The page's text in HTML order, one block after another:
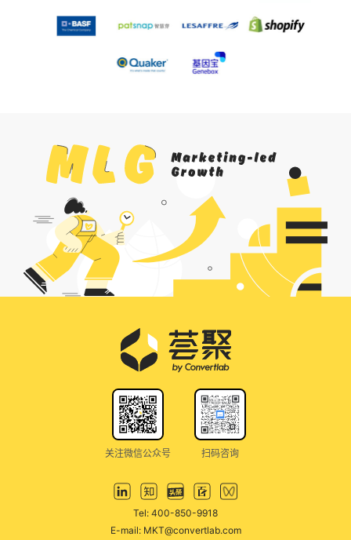
关注微信公众号 扫码咨询
Tel: 400-850-9918
E-mail: MKT@convertlab.com